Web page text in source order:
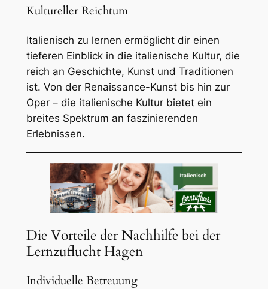
Kultureller Reichtum
Italienisch zu lernen ermöglicht dir einen
tieferen Einblick in die italienische Kultur, die
reich an Geschichte, Kunst und Traditionen
ist. Von der Renaissance-Kunst bis hin zur
Oper – die italienische Kultur bietet ein
breites Spektrum an faszinierenden
Erlebnissen.
Die Vorteile der Nachhilfe bei der
Lernzuflucht Hagen
Individuelle Betreuung